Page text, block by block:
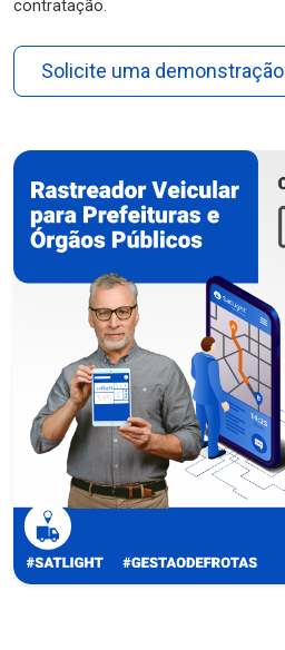
contratação.
Solicite uma demonstração